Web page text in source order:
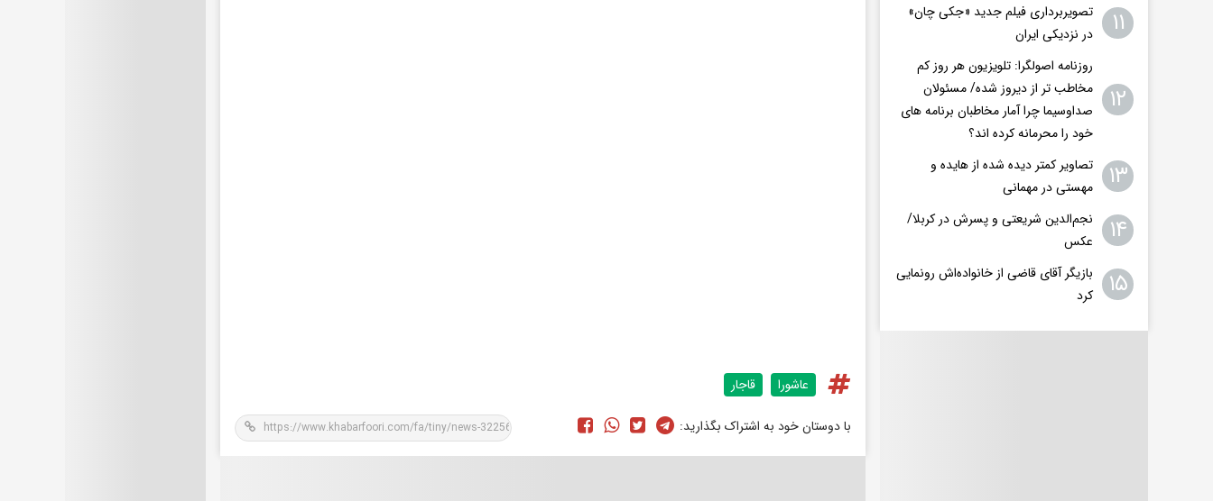
عاشورا قاجار
با دوستان خود به اشتراک بگذارید:
۱۱
تصویربرداری فیلم جدید «جکی چان»
در نزدیکی ایران
۱۲
روزنامه اصولگرا: تلویزیون هر روز کم
مخاطب تر از دیروز شده/ مسئولان
صداوسیما چرا آمار مخاطبان برنامه های
خود را محرمانه کرده اند؟
۱۳
تصاویر کمتر دیده شده از هایده و
مهستی در مهمانی
۱۴
نجم‌الدین شریعتی و پسرش در کربلا/
عکس
۱۵
بازیگر آقای قاضی از خانواده‌اش رونمایی
کرد